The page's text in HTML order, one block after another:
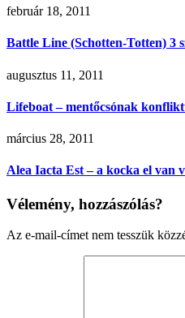
február 18, 2011
Battle Line (Schotten-Totten) 3
augusztus 11, 2011
Lifeboat – mentőcsónak
március 28, 2011
Alea Iacta Est – a kocka el van
Vélemény, hozzászólás?
Az e-mail-címet nem tesszük